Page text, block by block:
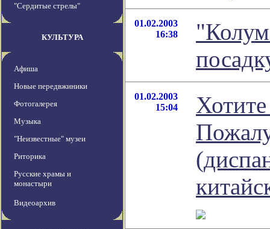
"Сердитые стрелы"
КУЛЬТУРА
Афиша
Новые передвжиники
Фотогалерея
Музыка
"Неизвестные" музеи
Риторика
Русские храмы и
монастыри
Видеоархив
01.02.2003
16:38
01.02.2003
15:04